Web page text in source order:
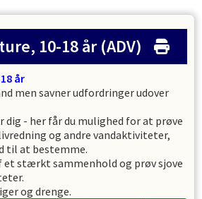
10-18 år (ADV)
år
men savner udfordringer udover
dig - her får du mulighed for at prøve
og andre vandaktiviteter,
til at bestemme.
et stærkt sammenhold og prøv sjove
og drenge.